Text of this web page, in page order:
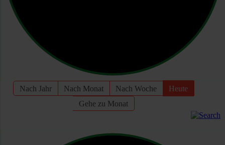
Nach Jahr Nach Monat Nach Woche
Heute
Gehe zu Monat